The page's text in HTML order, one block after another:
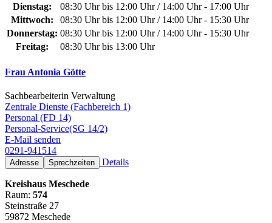
Dienstag:
08:30 Uhr bis 12:00 Uhr / 14:00 Uhr - 17:00 Uhr
Mittwoch:
08:30 Uhr bis 12:00 Uhr / 14:00 Uhr - 15:30 Uhr
Donnerstag: 08:30 Uhr bis 12:00 Uhr / 14:00 Uhr - 15:30 Uhr
Freitag:
08:30 Uhr bis 13:00 Uhr
Frau Antonia Götte
Sachbearbeiterin Verwaltung
Zentrale Dienste (Fachbereich 1)
Personal (FD 14)
Personal-Service(SG 14/2)
E-Mail senden
0291-941514
Adresse Sprechzeiten Details
Kreishaus Meschede
Raum: 574
Steinstraße 27
59872 Meschede